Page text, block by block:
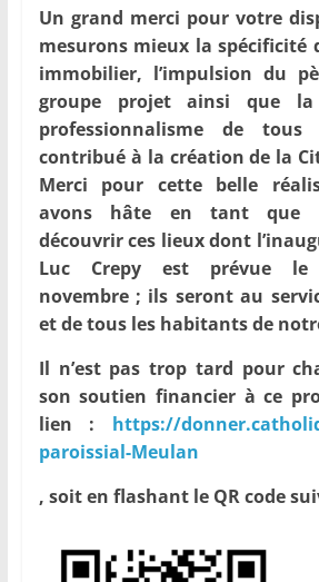
Un grand merci pour votre
mesurons mieux la spécificité
immobilier, l’impulsion du
groupe projet ainsi que
professionnalisme de
contribué à la création de la
Merci pour cette belle
avons hâte en tant que
découvrir ces lieux dont
Luc Crepy est prévue le
novembre ; ils seront au
et de tous les habitants de
Il n’est pas trop tard pour
son soutien financier à ce
lien : https://
paroissial-Meulan
, soit en flashant le QR code